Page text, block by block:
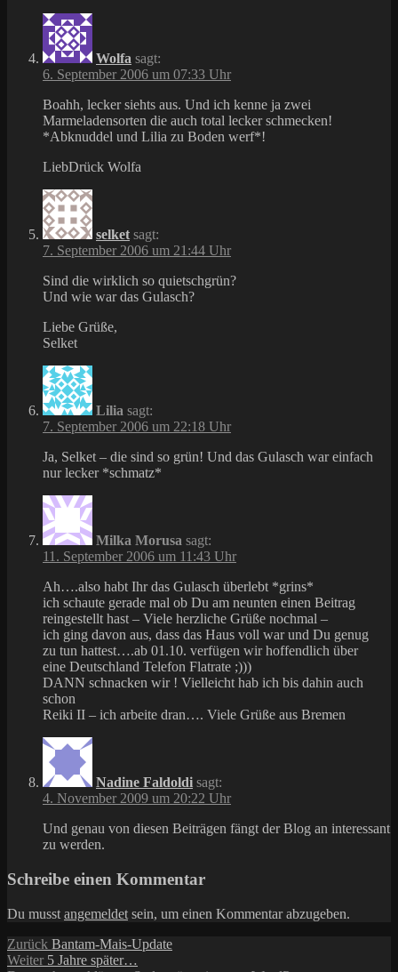
Wolfa sagt:
6. September 2006 um 07:33 Uhr
Boahh, lecker siehts aus. Und ich kenne ja zwei
Marmeladensorten die auch total lecker schmecken!
*Abknuddel und Lilia zu Boden werf*!
LiebDrück Wolfa
selket sagt:
7. September 2006 um 21:44 Uhr
Sind die wirklich so quietschgrün?
Und wie war das Gulasch?
Liebe Grüße,
Selket
Lilia sagt:
7. September 2006 um 22:18 Uhr
Ja, Selket – die sind so grün! Und das Gulasch war einfach
nur lecker *schmatz*
Milka Morusa sagt:
11. September 2006 um 11:43 Uhr
Ah….also habt Ihr das Gulasch überlebt *grins*
ich schaute gerade mal ob Du am neunten einen Beitrag
reingestellt hast – Viele herzliche Grüße nochmal –
ich ging davon aus, dass das Haus voll war und Du genug
zu tun hattest….ab 01.10. verfügen wir hoffendlich über
eine Deutschland Telefon Flatrate ;)))
DANN schnacken wir ! Vielleicht hab ich bis dahin auch
schon
Reiki II – ich arbeite dran…. Viele Grüße aus Bremen
Nadine Faldoldi sagt:
4. November 2009 um 20:22 Uhr
Und genau von diesen Beiträgen fängt der Blog an interessant
zu werden.
Schreibe einen Kommentar
Du musst angemeldet sein, um einen Kommentar abzugeben.
Beitragsnavigation
Zurück Vorheriger
Beitrag:
Bantam-Mais-Update
Weiter Nächster
5 Jahre später…